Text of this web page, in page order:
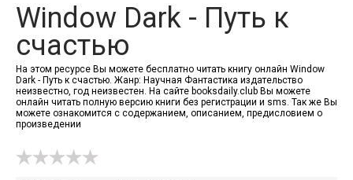
Window Dark - Путь к
счастью
На этом ресурсе Вы можете бесплатно читать книгу онлайн Window
Dark - Путь к счастью. Жанр: Научная Фантастика издательство
неизвестно, год неизвестен. На сайте booksdaily.club Вы можете
онлайн читать полную версию книги без регистрации и sms. Так же Вы
можете ознакомится с содержанием, описанием, предисловием о
произведении